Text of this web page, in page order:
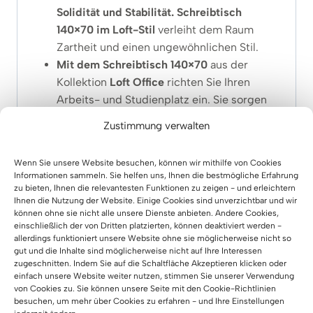
Zustimmung verwalten
Wenn Sie unsere Website besuchen, können wir mithilfe von Cookies
Informationen sammeln. Sie helfen uns, Ihnen die bestmögliche Erfahrung
zu bieten, Ihnen die relevantesten Funktionen zu zeigen - und erleichtern
Ihnen die Nutzung der Website. Einige Cookies sind unverzichtbar und wir
können ohne sie nicht alle unsere Dienste anbieten. Andere Cookies,
einschließlich der von Dritten platzierten, können deaktiviert werden -
allerdings funktioniert unsere Website ohne sie möglicherweise nicht so
gut und die Inhalte sind möglicherweise nicht auf Ihre Interessen
zugeschnitten. Indem Sie auf die Schaltfläche Akzeptieren klicken oder
einfach unsere Website weiter nutzen, stimmen Sie unserer Verwendung
von Cookies zu. Sie können unsere Seite mit den Cookie-Richtlinien
besuchen, um mehr über Cookies zu erfahren - und Ihre Einstellungen
Solidität und Stabilität. Schreibtisch
140×70 im Loft-Stil verleiht dem Raum
Zartheit und einen ungewöhnlichen Stil.
Mit dem Schreibtisch 140×70 aus der
Kollektion Loft Office richten Sie Ihren
Arbeits- und Studienplatz ein. Sie sorgen
für Sie.
der Kollektion „Loft Office“kann auch als
Schreibtisch für ein Zimmer oderfür ein
Arbeitszimmer verwendet werden.
Dermassive Schreibtisch 140×70ist in
den Farben Schwarz und Weiß erhältlich.
Moderner Loft-Schreibtisch mit
Schubladenin einer sehr praktischen
Größe – 140×70